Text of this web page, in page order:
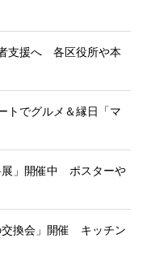
支援へ 各区役所や本
トでグルメ＆縁日「マ
展」開催中 ポスターや
交換会」開催 キッチン